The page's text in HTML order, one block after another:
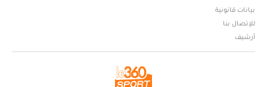
بيانات قانونية
للإتصال بنا
أرشيف